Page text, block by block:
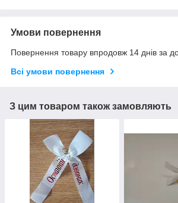
Умови повернення
Повернення товару впродовж 14 днів за
Всі умови повернення
З цим товаром також замовляють